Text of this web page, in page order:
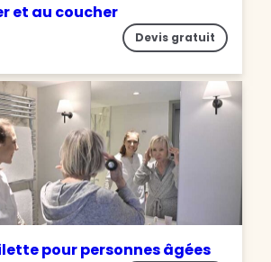
et au coucher
Devis gratuit
pour personnes âgées